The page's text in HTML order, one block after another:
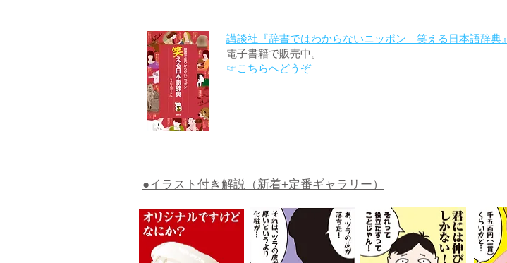
講談社『辞書ではわからないニッポン 笑える日本語辞典』
電子書籍で販売中。
☞こちらへどうぞ
●イラスト付き解説（新着+定番ギャラリー）